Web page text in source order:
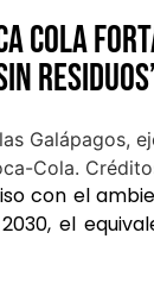
Cola
con el
el